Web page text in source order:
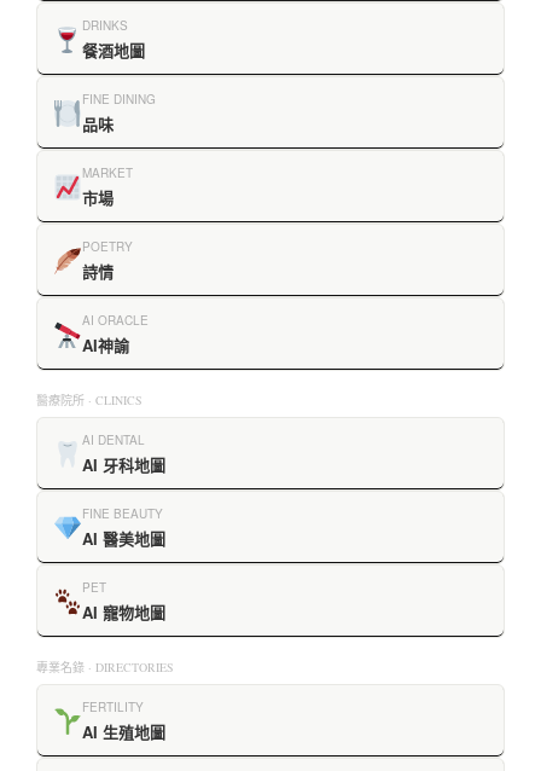
DRINKS
餐酒地圖
FINE DINING
品味
MARKET
市場
POETRY
詩情
AI ORACLE
AI神諭
醫療院所 · CLINICS
AI DENTAL
AI 牙科地圖
FINE BEAUTY
AI 醫美地圖
PET
AI 寵物地圖
專業名錄 · DIRECTORIES
FERTILITY
AI 生殖地圖